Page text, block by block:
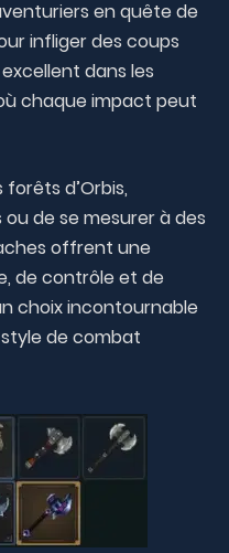
en quête de
infliger des coups
dans les
chaque impact peut
forêts d’Orbis,
ou de se mesurer à des
offrent une
de contrôle et de
choix incontournable
de combat